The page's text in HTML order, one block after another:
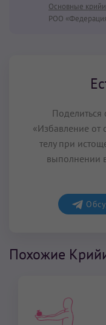
Основные
РОО
«Избавление от
телу при
выполнении
Похожие